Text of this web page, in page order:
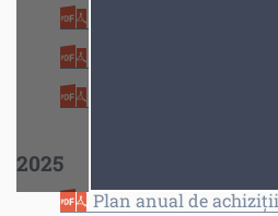
Plan de achiziții a
Plan provizoriu de
2025
Plan anual de achiziții